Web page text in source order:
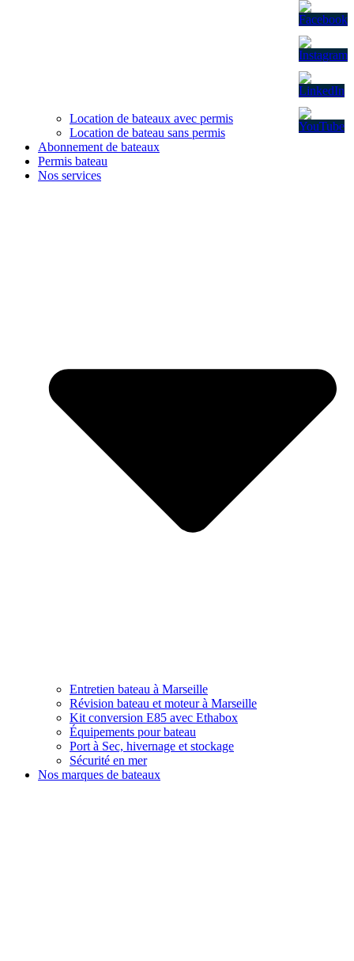
Location de bateaux avec permis
Location de bateau sans permis
Abonnement de bateaux
Permis bateau
Nos services
Entretien bateau à Marseille
Révision bateau et moteur à Marseille
Kit conversion E85 avec Ethabox
Équipements pour bateau
Port à Sec, hivernage et stockage
Sécurité en mer
Nos marques de bateaux